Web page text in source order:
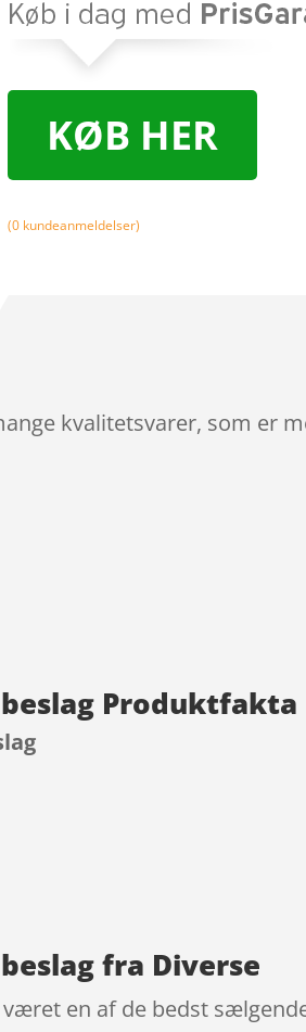
KØB HER
(0kundeanmeldelser)
kvalitetsvarer, som er
Produktfakta
fra Diverse
en af de bedst